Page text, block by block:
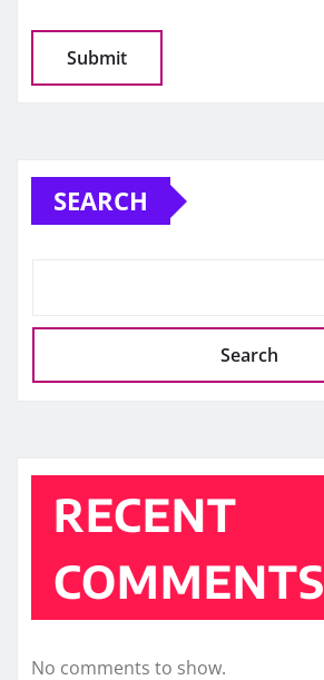
SEARCH
Search
RECENT
COMMENTS
No comments to show.